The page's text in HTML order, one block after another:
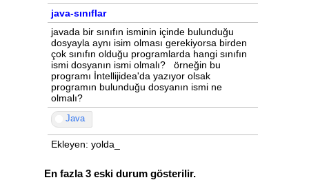
java-sınıflar
javada bir sınıfın isminin içinde bulunduğu
dosyayla aynı isim olması gerekiyorsa birden
çok sınıfın olduğu programlarda hangi sınıfın
ismi dosyanın ismi olmalı? örneğin bu
programı İntellijidea'da yazıyor olsak
programın bulunduğu dosyanın ismi ne
olmalı?
Java
Ekleyen: yolda_
En fazla 3 eski durum gösterilir.